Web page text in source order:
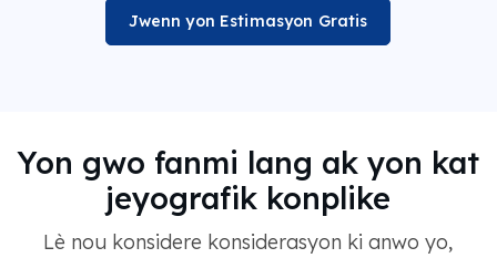
Jwenn yon Estimasyon Gratis
Yon gwo fanmi lang ak yon kat
jeyografik konplike
Lè nou konsidere konsiderasyon ki anwo yo,